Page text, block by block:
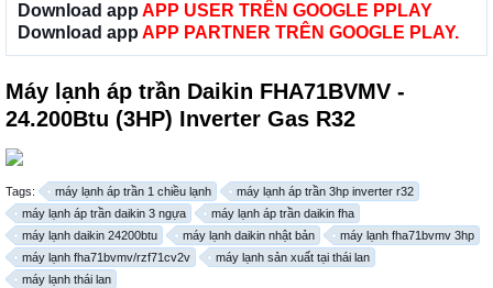
Download app APP USER TRÊN GOOGLE PPLAY
Download app APP PARTNER TRÊN GOOGLE PLAY.
Máy lạnh áp trần Daikin FHA71BVMV -
24.200Btu (3HP) Inverter Gas R32
Tags: máy lạnh áp trần 1 chiều lạnh
máy lạnh áp trần 3hp inverter r32
máy lạnh áp trần daikin 3 ngựa
máy lạnh áp trần daikin fha
máy lạnh daikin 24200btu
máy lạnh daikin nhật bản
máy lạnh fha71bvmv 3hp
máy lạnh fha71bvmv/rzf71cv2v
máy lạnh sản xuất tại thái lan
máy lạnh thái lan